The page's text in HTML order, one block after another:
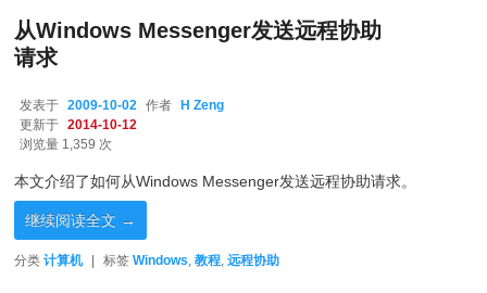
从Windows Messenger发送远程协助
请求
发表于 2009-10-02 作者
H Zeng
更新于
2014-10-12
浏览量 1,359 次
本文介绍了如何从Windows Messenger发送远程协助请求。
继续阅读全文 →
分类 计算机 | 标签 Windows,教程,远程协助